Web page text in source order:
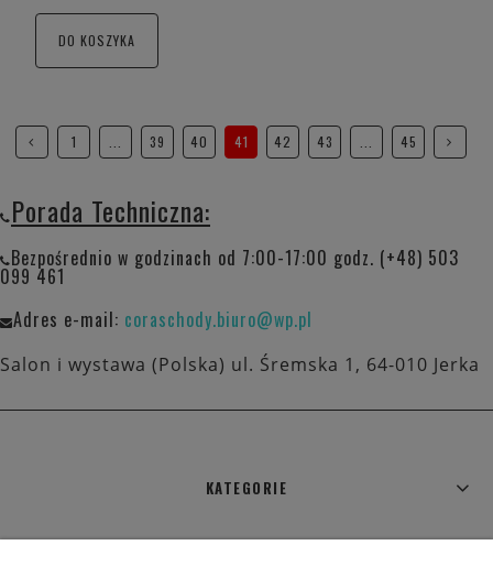
DO KOSZYKA
1 39 40 41 42 43 45
Porada Techniczna:
Bezpośrednio w godzinach od 7:00-17:00 godz. (+48) 503
099 461
Adres e-mail: coraschody.biuro@wp.pl
Salon i wystawa (Polska) ul. Śremska 1, 64-010 Jerka
KATEGORIE